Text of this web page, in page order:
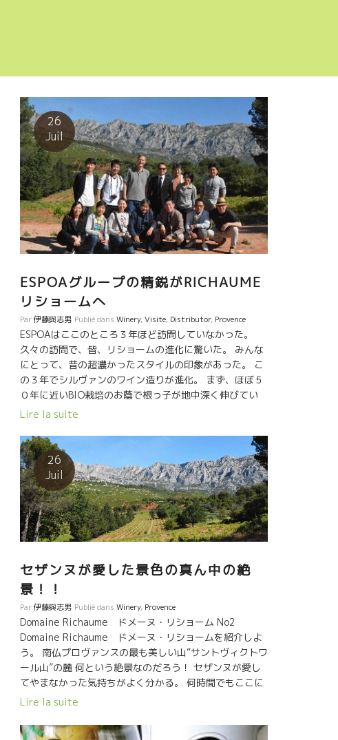
26
Juil
ESPOAグループの精鋭がRICHAUME
リショームへ
Par伊藤與志男 Publié dans Winery,Visite, Distributor, Provence
ESPOAはここのところ３年ほど訪問していなかった。
久々の訪問で、皆、リショームの進化に驚いた。 みんな
にとって、昔の超濃かったスタイルの印象があった。 こ
の３年でシルヴァンのワイン造りが進化。 まず、ほぼ５
０年に近いBIO栽培のお蔭で根っ子が地中深く伸びてい
る。 つまり、地中深いところの水分を吸収できるように
が残るようになって、ポリフェノールと糖度の熟すバラ
ンスが取れるようになった。 昔のワインのようなジャム
系の超完熟風味は一切なくなった。 それと同時によりミ
ネラル感があり、真っ直ぐなスタイルになった。 これか
ら、さらに楽しみな蔵元だ。
Lire la suite
26
Juil
セザンヌが愛した景色の真ん中の絶
景！！
Par伊藤與志男 Publié dans Winery, Provence
Domaine Richaume ドメーヌ・リショーム No2
Domaine Richaume ドメーヌ・リショームを紹介しよ
う。 南仏プロヴァンスの最も美しい山“サントヴィクトワ
ール山”の麓 何という絶景なのだろう！ セザンヌが愛し
てやまなかった気持ちがよく分かる。 何時間でもここに
座って眺めていたい。 この蔵とはもう２３年前からの付
ンドさんはドイツ人、エクサン・プロヴァンス大学で法
Lire la suite